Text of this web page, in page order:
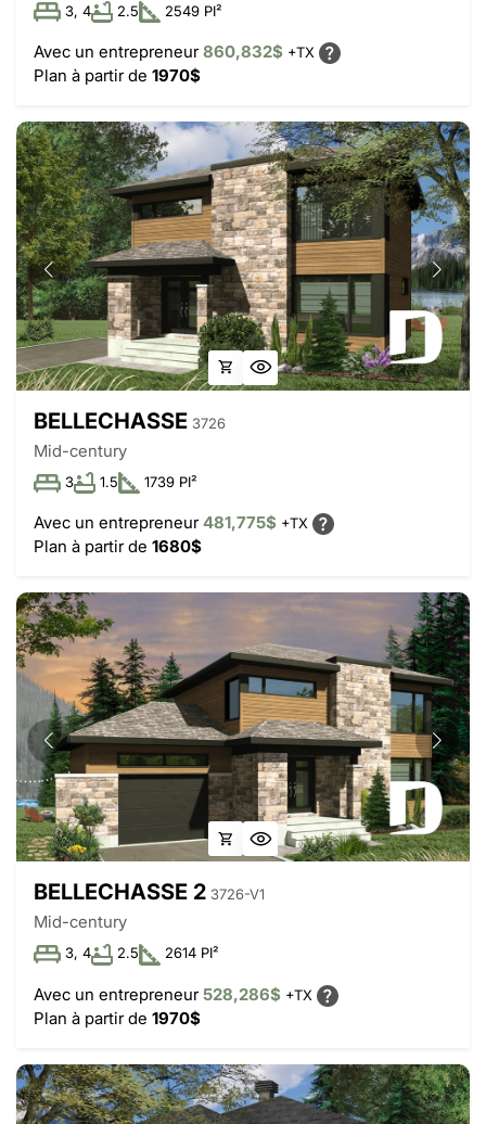
3, 4 2.5 2549 PI²
Avec un entrepreneur860,832$ +TX
Plan à partir de 1970$
BELLECHASSE 3726
Mid-century
3 1.5 1739 PI²
Avec un entrepreneur481,775$ +TX
Plan à partir de 1680$
BELLECHASSE 2 3726-V1
Mid-century
3, 4 2.5 2614 PI²
Avec un entrepreneur528,286$ +TX
Plan à partir de 1970$